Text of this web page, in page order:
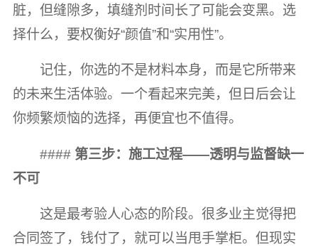
脏，但缝隙多，填缝剂时间长了可能会变黑。选
择什么，要权衡好“颜值”和“实用性”。
记住，你选的不是材料本身，而是它所带来
的未来生活体验。一个看起来完美，但日后会让
你频繁烦恼的选择，再便宜也不值得。
#### 第三步：施工过程——透明与监督缺一
不可
这是最考验人心态的阶段。很多业主觉得把
合同签了，钱付了，就可以当甩手掌柜。但现实